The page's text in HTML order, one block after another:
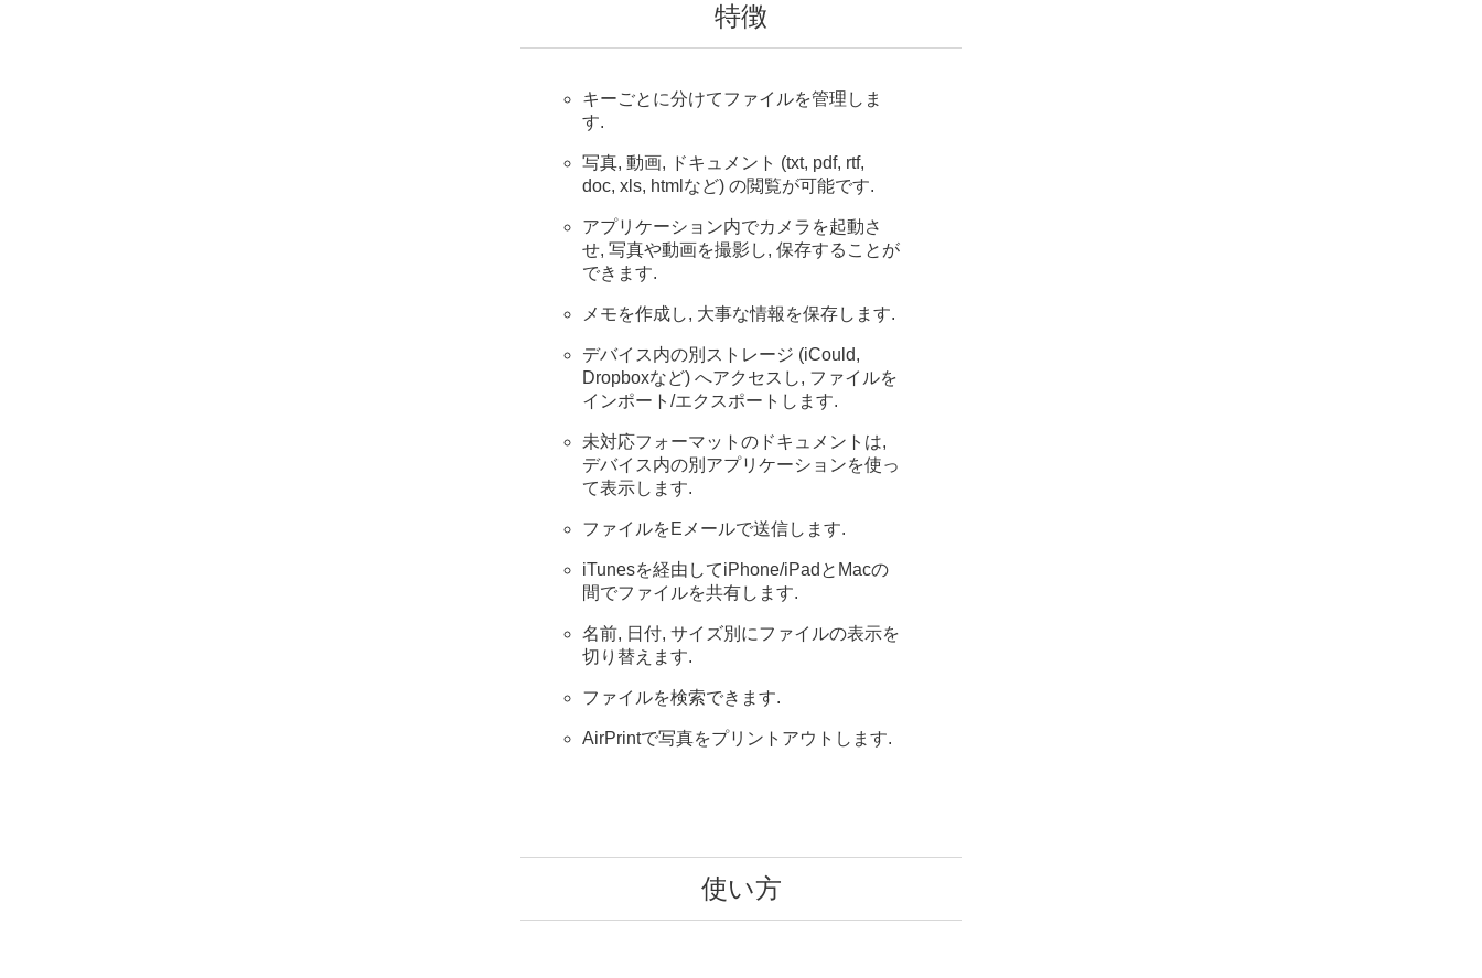
特徴
キーごとに分けてファイルを管理しま
す.
写真, 動画, ドキュメント (txt, pdf, rtf,
doc, xls, htmlなど) の閲覧が可能です.
アプリケーション内でカメラを起動さ
せ, 写真や動画を撮影し, 保存することが
できます.
メモを作成し, 大事な情報を保存します.
デバイス内の別ストレージ (iCould,
Dropboxなど) へアクセスし, ファイルを
インポート/エクスポートします.
未対応フォーマットのドキュメントは,
デバイス内の別アプリケーションを使っ
て表示します.
ファイルをEメールで送信します.
iTunesを経由してiPhone/iPadとMacの
間でファイルを共有します.
名前, 日付, サイズ別にファイルの表示を
切り替えます.
ファイルを検索できます.
AirPrintで写真をプリントアウトします.
使い方